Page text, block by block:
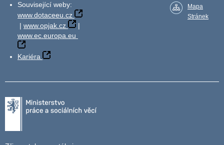
Související weby:
www.dotaceeu.cz
| www.opjak.cz
|
www.ec.europa.eu
Kariéra
Mapa
Stránek